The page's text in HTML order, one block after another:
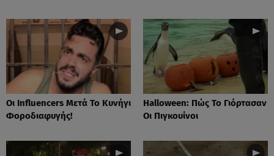
Οι Influencers Μετά Το Κυνήγι
Φοροδιαφυγής!
Ηalloween: Πώς Το Γιόρτασαν
Οι Πιγκουίνοι